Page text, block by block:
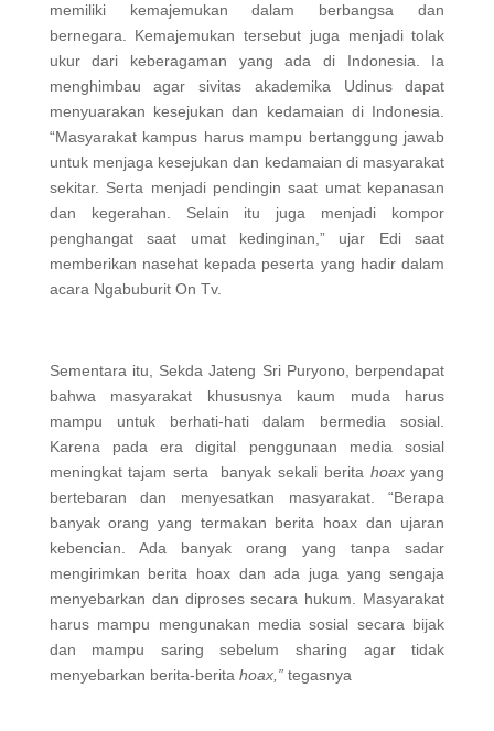
memiliki kemajemukan dalam berbangsa dan
bernegara. Kemajemukan tersebut juga menjadi tolak
ukur dari keberagaman yang ada di Indonesia. Ia
menghimbau agar sivitas akademika Udinus dapat
menyuarakan kesejukan dan kedamaian di Indonesia.
“Masyarakat kampus harus mampu bertanggung jawab
untuk menjaga kesejukan dan kedamaian di masyarakat
sekitar. Serta menjadi pendingin saat umat kepanasan
dan kegerahan. Selain itu juga menjadi kompor
penghangat saat umat kedinginan,” ujar Edi saat
memberikan nasehat kepada peserta yang hadir dalam
acara Ngabuburit On Tv.
Sementara itu, Sekda Jateng Sri Puryono, berpendapat
bahwa masyarakat khususnya kaum muda harus
mampu untuk berhati-hati dalam bermedia sosial.
Karena pada era digital penggunaan media sosial
meningkat tajam serta banyak sekali berita hoaxyang
bertebaran dan menyesatkan masyarakat. “Berapa
banyak orang yang termakan berita hoax dan ujaran
kebencian. Ada banyak orang yang tanpa sadar
mengirimkan berita hoax dan ada juga yang sengaja
menyebarkan dan diproses secara hukum. Masyarakat
harus mampu mengunakan media sosial secara bijak
dan mampu saring sebelum sharing agar tidak
menyebarkan berita-berita hoax,” tegasnya